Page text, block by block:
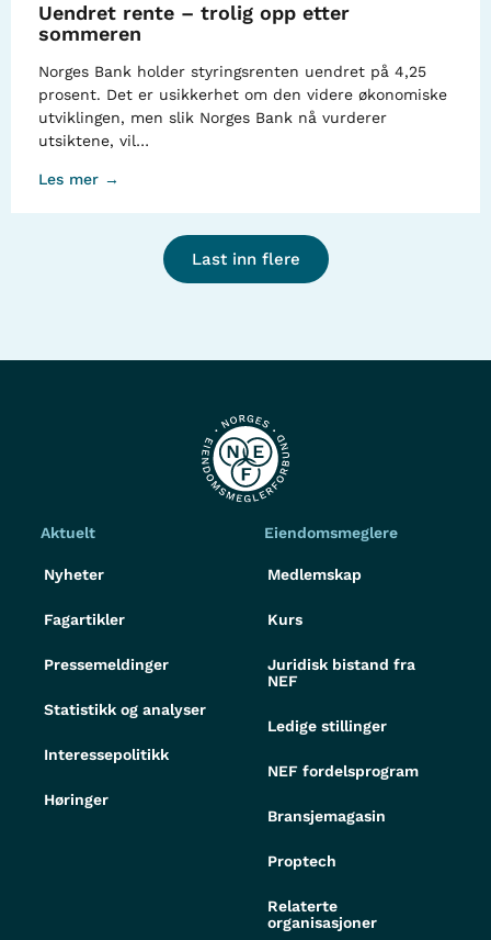
Uendret rente – trolig opp etter
sommeren
Norges Bank holder styringsrenten uendret på 4,25
prosent. Det er usikkerhet om den videre økonomiske
utviklingen, men slik Norges Bank nå vurderer
utsiktene, vil…
Les mer →
Last inn flere
Aktuelt
Nyheter
Fagartikler
Pressemeldinger
Statistikk og analyser
Interessepolitikk
Høringer
Eiendomsmeglere
Medlemskap
Kurs
Juridisk bistand fra
NEF
Ledige stillinger
NEF fordelsprogram
Bransjemagasin
Proptech
Relaterte
organisasjoner